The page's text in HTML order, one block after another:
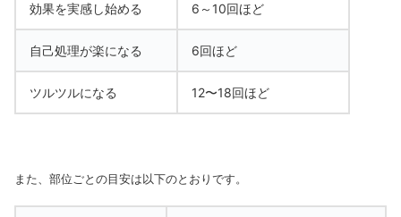
効果を実感し始める 6 ～10回ほど
自己処理が楽になる 6回ほど
ツルツルになる 12〜18回ほど
また、部位ごとの目安は以下のとおりです。